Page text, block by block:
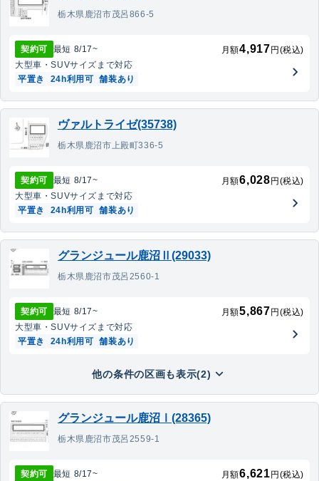
栃木県鹿沼市茂呂866-5
契約可 最短 8/17~ 月額4,917 円(税込)
大型車・SUVサイズまで対応
平置き
24h利用可 舗装あり
ヴァルトライゼ(35738)
栃木県鹿沼市上殿町336-5
契約可 最短 8/17~ 月額6,028 円(税込)
大型車・SUVサイズまで対応
平置き
24h利用可 舗装あり
グランジュール鹿沼Ⅱ(29033)
栃木県鹿沼市茂呂2560-1
契約可 最短 8/17~ 月額5,867 円(税込)
大型車・SUVサイズまで対応
平置き
24h利用可 舗装あり
他の条件の区画も表示(2)
グランジュール鹿沼Ⅰ(28365)
栃木県鹿沼市茂呂2559-1
契約可 最短 8/17~ 月額6,621 円(税込)